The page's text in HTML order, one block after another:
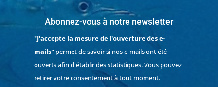
Abonnez-vous à notre newsletter
"J'accepte la mesure de l'ouverture des e-
mails"permet de savoir si nos e-mails ont été
ouverts afin d'établir des statistiques. Vous pouvez
retirer votre consentement à tout moment.